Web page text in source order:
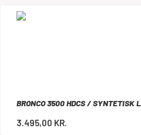
BRONCO 3500 HDCS / SYNTETISK
3.495,00 KR.